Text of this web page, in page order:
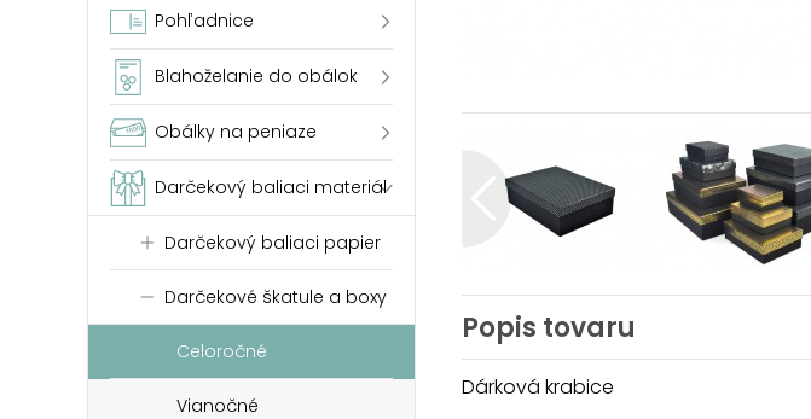
Pohľadnice
Blahoželanie do obálok
Obálky na peniaze
Darčekový baliaci materiál
Darčekový baliaci papier
Darčekové škatule a boxy
Celoročné
Vianočné
Popis tovaru
Dárková krabice